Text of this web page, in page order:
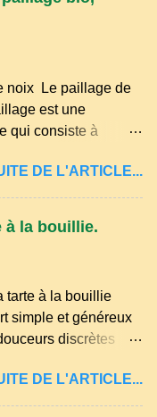
dialectes du nord-
des mots typiques
ou "aze"
désigner quelqu'un
du Puy-de-
de la famille...
noix Le paillage de
est une
qui consiste à
ou synthétiques pour
sa fertilité. Il
: Réduction
limite
le sol, ce qui
adventices.
: Il
Amélioration de la
organiques se
DE L'ARTICLE...
à la bouillie.
tarte à la bouillie
simple et généreux
discrètes
une place à part.
en génération, elle
DE L'ARTICLE...